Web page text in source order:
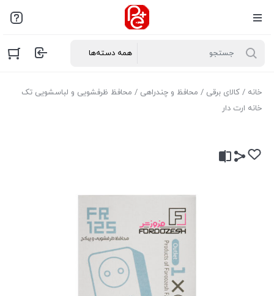
خانه / کالای برقی / محافظ و چندراهی / محافظ ظرفشویی و لباسشویی تک
خانه ارت دار